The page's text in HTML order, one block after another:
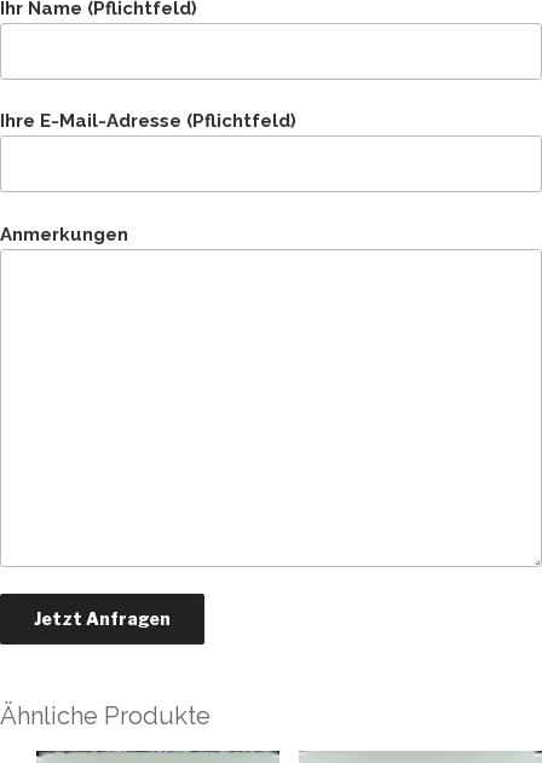
Ihr Name (Pflichtfeld)
Ihre E-Mail-Adresse (Pflichtfeld)
Anmerkungen
Ähnliche Produkte